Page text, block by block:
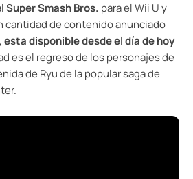
Super Smash Bros. para el Wii U y
cantidad de contenido anunciado
esta disponible desde el día de hoy
es el regreso de los personajes de
de Ryu de la popular saga de